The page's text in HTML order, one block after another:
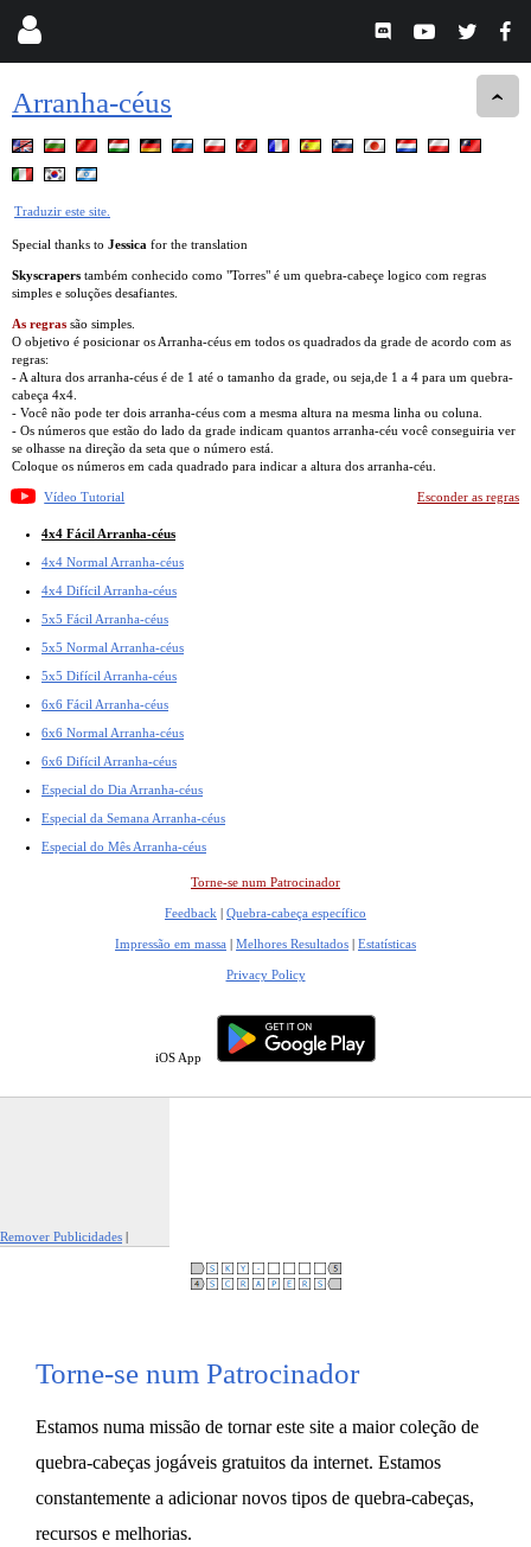
Arranha-céus
Traduzir este site.
Special thanks to Jessica for the translation
Skyscrapers também conhecido como "Torres" é um quebra-cabeçe logico com regras
simples e soluções desafiantes.
As regras são simples.
O objetivo é posicionar os Arranha-céus em todos os quadrados da grade de acordo com as
regras:
- A altura dos arranha-céus é de 1 até o tamanho da grade, ou seja,de 1 a 4 para um quebra-
cabeça 4x4.
- Você não pode ter dois arranha-céus com a mesma altura na mesma linha ou coluna.
- Os números que estão do lado da grade indicam quantos arranha-céu você conseguiria ver
se olhasse na direção da seta que o número está.
Coloque os números em cada quadrado para indicar a altura dos arranha-céu.
Vídeo Tutorial Esconder as regras
4x4 Fácil Arranha-céus
4x4 Normal Arranha-céus
4x4 Difícil Arranha-céus
5x5 Fácil Arranha-céus
5x5 Normal Arranha-céus
5x5 Difícil Arranha-céus
6x6 Fácil Arranha-céus
6x6 Normal Arranha-céus
6x6 Difícil Arranha-céus
Especial do Dia Arranha-céus
Especial da Semana Arranha-céus
Especial do Mês Arranha-céus
Torne-se num Patrocinador
Feedback | Quebra-cabeça específico
Impressão em massa | Melhores Resultados | Estatísticas
Privacy Policy
iOS App
Remover Publicidades |
Torne-se num Patrocinador
Estamos numa missão de tornar este site a maior coleção de
quebra-cabeças jogáveis ​​gratuitos da internet. Estamos
constantemente a adicionar novos tipos de quebra-cabeças,
recursos e melhorias.